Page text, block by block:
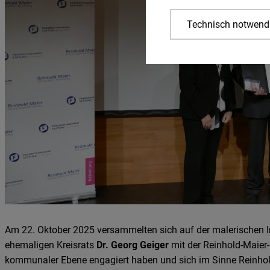
Am 22. Oktober 2025 versammelten sich auf der
ehemaligen Kreisrats Dr. Georg Geiger mit der Reinhold-
kommunaler Ebene engagiert haben und sich im Sinne
Technisch